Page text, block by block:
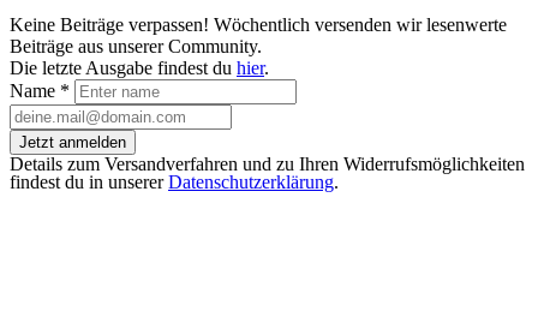
Keine Beiträge verpassen! Wöchentlich versenden wir lesenwerte
Beiträge aus unserer Community.
Die letzte Ausgabe findest du hier.
Name *
Jetzt anmelden
Details zum Versandverfahren und zu Ihren Widerrufsmöglichkeiten
findest du in unsererDatenschutzerklärung.